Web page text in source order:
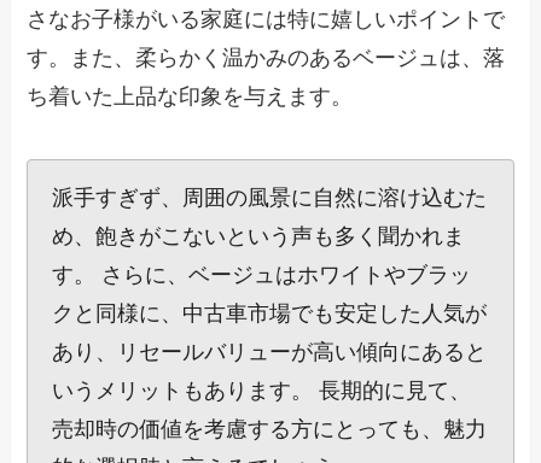
さなお子様がいる家庭には特に嬉しいポイントで
す。また、柔らかく温かみのあるベージュは、落
ち着いた上品な印象を与えます。
派手すぎず、周囲の風景に自然に溶け込むた
め、飽きがこないという声も多く聞かれま
す。 さらに、ベージュはホワイトやブラッ
クと同様に、中古車市場でも安定した人気が
あり、リセールバリューが高い傾向にあると
いうメリットもあります。 長期的に見て、
売却時の価値を考慮する方にとっても、魅力